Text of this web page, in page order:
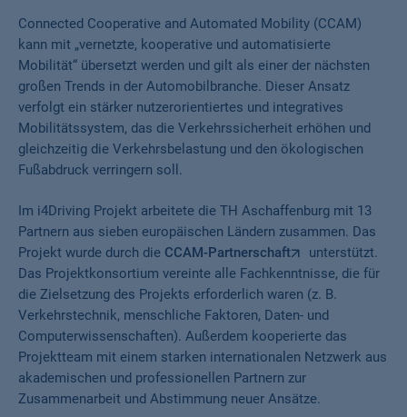
Connected Cooperative and Automated Mobility (CCAM)
kann mit „vernetzte, kooperative und automatisierte
Mobilität“ übersetzt werden und gilt als einer der nächsten
großen Trends in der Automobilbranche. Dieser Ansatz
verfolgt ein stärker nutzerorientiertes und integratives
Mobilitätssystem, das die Verkehrssicherheit erhöhen und
gleichzeitig die Verkehrsbelastung und den ökologischen
Fußabdruck verringern soll.
Im i4Driving Projekt arbeitete die TH Aschaffenburg mit 13
Partnern aus sieben europäischen Ländern zusammen. Das
Projekt wurde durch die CCAM-Partnerschaft
unterstützt.
Das Projektkonsortium vereinte alle Fachkenntnisse, die für
die Zielsetzung des Projekts erforderlich waren (z. B.
Verkehrstechnik, menschliche Faktoren, Daten- und
Computerwissenschaften). Außerdem kooperierte das
Projektteam mit einem starken internationalen Netzwerk aus
akademischen und professionellen Partnern zur
Zusammenarbeit und Abstimmung neuer Ansätze.